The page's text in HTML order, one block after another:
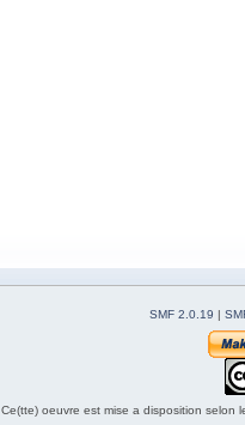
SMF 2.0.19 |
Ce(tte) oeuvre est mise a disposition selon